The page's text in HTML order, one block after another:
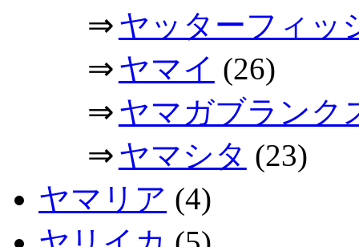
⇒ ヤッターフィッ
⇒ ヤマイ (26)
⇒ ヤマガブランク
⇒ ヤマシタ (23)
ヤマリア (4)